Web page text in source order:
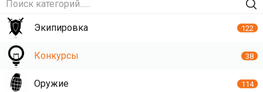
Экипировка 122
Конкурсы 38
Оружие 114